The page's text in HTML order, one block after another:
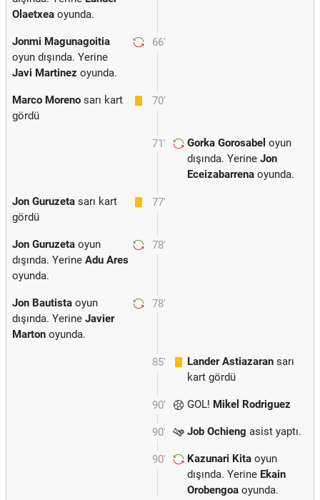
Olaetxea oyunda.
66'
Jonmi Magunagoitia
oyun dışında. Yerine
Javi Martinez oyunda.
70'
Marco Moreno sarı kart
gördü
71' Gorka Gorosabel oyun
dışında. Yerine Jon
Eceizabarrena oyunda.
77'
Jon Guruzeta sarı kart
gördü
78'
Jon Guruzeta oyun
dışında. Yerine Adu Ares
oyunda.
78'
Jon Bautista oyun
dışında. Yerine Javier
Marton oyunda.
85' Lander Astiazaran sarı
kart gördü
90' GOL! Mikel Rodriguez
90' Job Ochieng asist yaptı.
90' Kazunari Kita oyun
dışında. Yerine Ekain
Orobengoa oyunda.